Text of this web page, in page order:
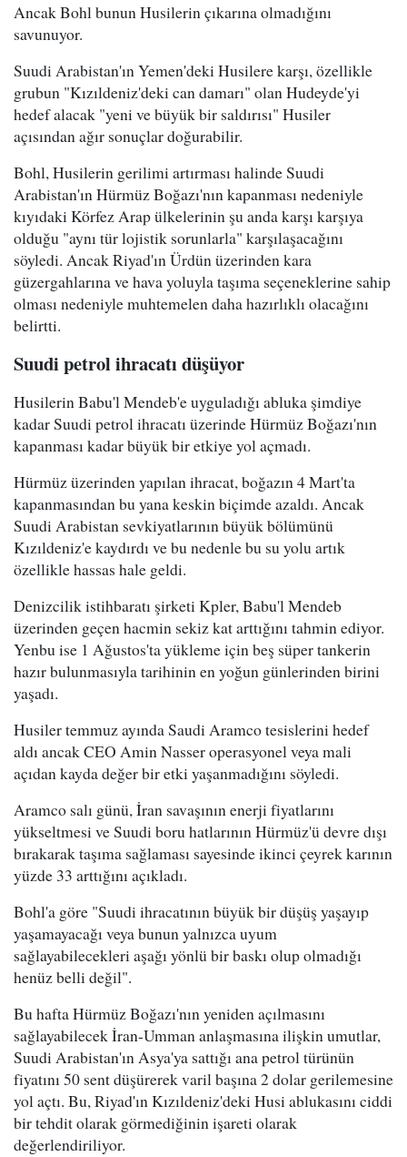
Ancak Bohl bunun Husilerin çıkarına olmadığını
savunuyor.
Suudi Arabistan'ın Yemen'deki Husilere karşı, özellikle
grubun "Kızıldeniz'deki can damarı" olan Hudeyde'yi
hedef alacak "yeni ve büyük bir saldırısı" Husiler
açısından ağır sonuçlar doğurabilir.
Bohl, Husilerin gerilimi artırması halinde Suudi
Arabistan'ın Hürmüz Boğazı'nın kapanması nedeniyle
kıyıdaki Körfez Arap ülkelerinin şu anda karşı karşıya
olduğu "aynı tür lojistik sorunlarla" karşılaşacağını
söyledi. Ancak Riyad'ın Ürdün üzerinden kara
güzergahlarına ve hava yoluyla taşıma seçeneklerine sahip
olması nedeniyle muhtemelen daha hazırlıklı olacağını
belirtti.
Suudi petrol ihracatı düşüyor
Husilerin Babu'l Mendeb'e uyguladığı abluka şimdiye
kadar Suudi petrol ihracatı üzerinde Hürmüz Boğazı'nın
kapanması kadar büyük bir etkiye yol açmadı.
Hürmüz üzerinden yapılan ihracat, boğazın 4 Mart'ta
kapanmasından bu yana keskin biçimde azaldı. Ancak
Suudi Arabistan sevkiyatlarının büyük bölümünü
Kızıldeniz'e kaydırdı ve bu nedenle bu su yolu artık
özellikle hassas hale geldi.
Denizcilik istihbaratı şirketi Kpler, Babu'l Mendeb
üzerinden geçen hacmin sekiz kat arttığını tahmin ediyor.
Yenbu ise 1 Ağustos'ta yükleme için beş süper tankerin
hazır bulunmasıyla tarihinin en yoğun günlerinden birini
yaşadı.
Husiler temmuz ayında Saudi Aramco tesislerini hedef
aldı ancak CEO Amin Nasser operasyonel veya mali
açıdan kayda değer bir etki yaşanmadığını söyledi.
Aramco salı günü, İran savaşının enerji fiyatlarını
yükseltmesi ve Suudi boru hatlarının Hürmüz'ü devre dışı
bırakarak taşıma sağlaması sayesinde ikinci çeyrek karının
yüzde 33 arttığını açıkladı.
Bohl'a göre "Suudi ihracatının büyük bir düşüş yaşayıp
yaşamayacağı veya bunun yalnızca uyum
sağlayabilecekleri aşağı yönlü bir baskı olup olmadığı
henüz belli değil".
Bu hafta Hürmüz Boğazı'nın yeniden açılmasını
sağlayabilecek İran-Umman anlaşmasına ilişkin umutlar,
Suudi Arabistan'ın Asya'ya sattığı ana petrol türünün
fiyatını 50 sent düşürerek varil başına 2 dolar gerilemesine
yol açtı. Bu, Riyad'ın Kızıldeniz'deki Husi ablukasını ciddi
bir tehdit olarak görmediğinin işareti olarak
değerlendiriliyor.